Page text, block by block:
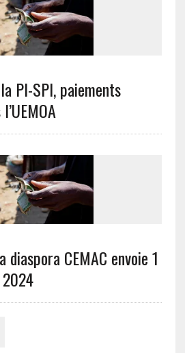
PI-SPI, paiements
diaspora CEMAC envoie 1